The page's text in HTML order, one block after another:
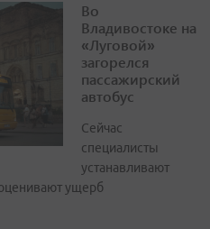
Во
Владивостоке на
«Луговой»
загорелся
пассажирский
автобус
Сейчас
специалисты
устанавливают
ущерб